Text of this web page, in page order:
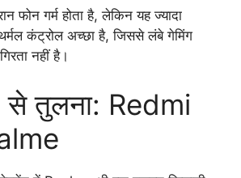
फोन गर्म होता है, लेकिन यह ज्यादा
कंट्रोल अच्छा है, जिससे लंबे गेमिंग
नहीं है।
से तुलना: Redmi